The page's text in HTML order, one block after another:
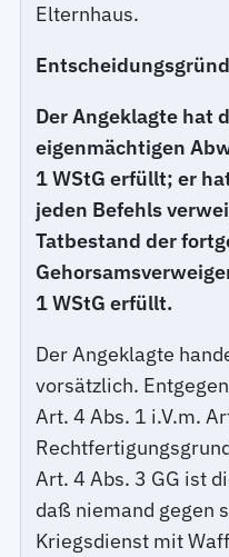
Elternhaus.
Der Angeklagte hat
eigenmächtigen
1 WStG erfüllt; er
jeden Befehls
Tatbestand der
1 WStG erfüllt.
Der Angeklagte
vorsätzlich.
Art. 4 Abs. 1 i.V.m.
Art. 4 Abs. 3 GG ist
daß niemand gegen
Kriegsdienst mit